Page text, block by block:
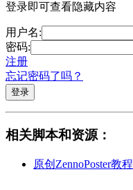
登录即可查看隐藏内容
用户名:
密码:
注册
忘记密码了吗？
相关脚本和资源：
原创ZennoPoster教程